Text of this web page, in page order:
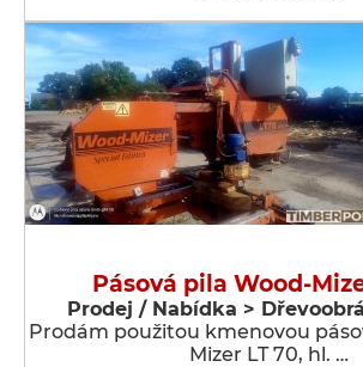
Pásová pila Wood-
Prodej / Nabídka >
Prodám použitou kmenovou
Mizer LT 70, hl. …